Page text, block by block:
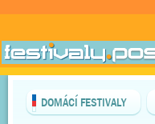
DOMÁCÍ FESTIVALY